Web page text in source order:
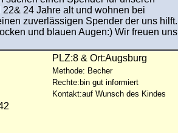
24 Jahre alt und wohnen bei
zuverlässigen Spender der uns hilft.
und blauen Augen:) Wir freuen uns
PLZ:8 & Ort:Augsburg
Methode: Becher
Rechte:bin gut informiert
Kontakt:auf Wunsch des Kindes